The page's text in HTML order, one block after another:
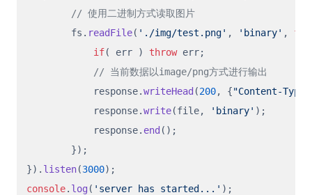
// 使用二进制方式读取图片
  	fs.
readFile( './img/test.png' , 'binary' ,
if( err ) throw err;
// 当前数据以image/png方式进行输出
	    response.
writeHead (200, {"Content-Type"
	    response.
write(file, 'binary' );
	    response.
end ();
}). listen(3000
console. log ( 'server has started...'